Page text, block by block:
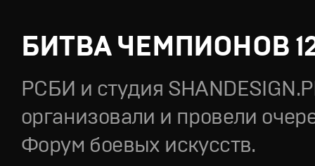
БИТВА ЧЕМПИОНОВ
РСБИ и студия
организовали и провели
Форум боевых искусств.